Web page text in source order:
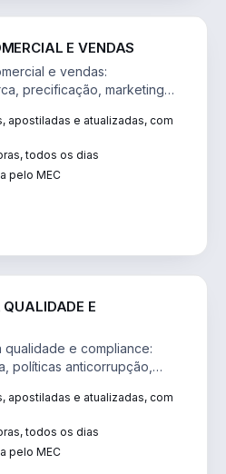
E VENDAS
e vendas:
precificação, marketing
apostiladas e atualizadas, com
todos os dias
pelo MEC
E
qualidade e compliance:
políticas anticorrupção,
apostiladas e atualizadas, com
todos os dias
pelo MEC